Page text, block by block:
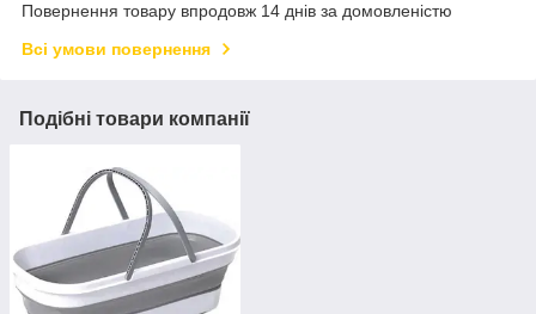
Повернення товару впродовж 14 днів за домовленістю
Всі умови повернення
Подібні товари компанії